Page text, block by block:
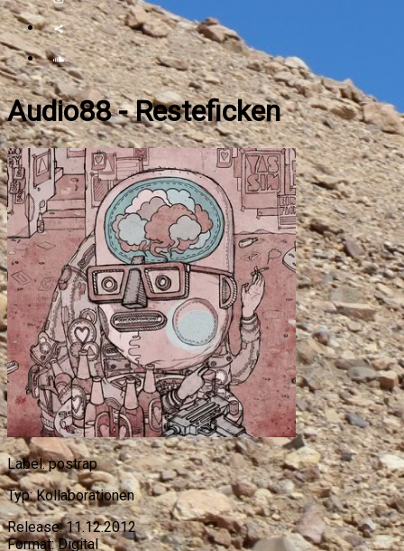
Audio88-Resteficken
Label: postrap
Typ: Kollaborationen
Release: 11.12.2012
Format: Digital